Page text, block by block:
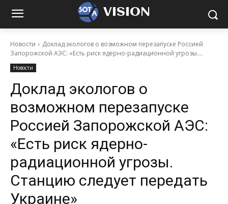
VISION
Новости
Доклад экологов о возможном перезапуске Россией
Запорожской АЭС: «Есть риск ядерно-радиационной угрозы....
Новости
Доклад экологов о
возможном перезапуске
Россией Запорожской АЭС:
«Есть риск ядерно-
радиационной угрозы.
Станцию следует передать
Украине»